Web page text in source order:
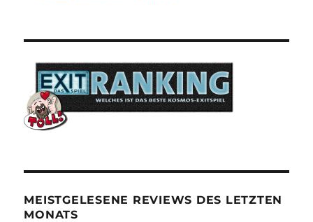
MEISTGELESENE REVIEWS DES LETZTEN
MONATS